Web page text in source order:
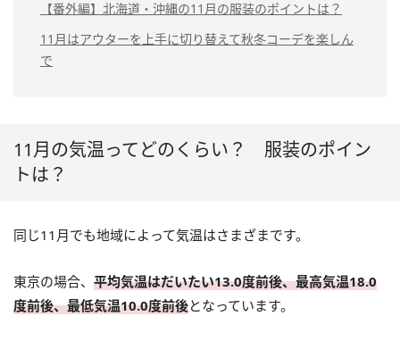
【番外編】北海道・沖縄の11月の服装のポイントは？
11月はアウターを上手に切り替えて秋冬コーデを楽しん
で
11月の気温ってどのくらい？ 服装のポイン
トは？
同じ11月でも地域によって気温はさまざまです。
東京の場合、 平均気温はだいたい13.0度前後、最高気温18.0
度前後、最低気温10.0度前後となっています。